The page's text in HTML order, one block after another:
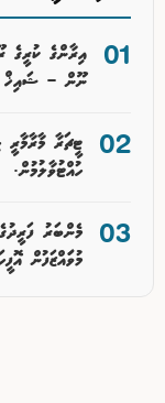
އިރާންގެ ކުރީގެ
ނޫން – ޝައިޚް
ޓީޗަރާ މާރާމާރީ
ހުއްޓުވާލުމުން.
މެންބަރު
މުވަައްޒަފުން